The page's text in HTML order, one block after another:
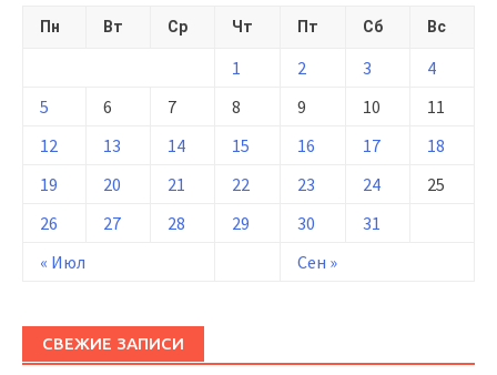
Пн Вт Ср Чт Пт Сб Вс
« Июл Сен »
1 2 3
4
5
6 7 8 9 10
11
12
13 14 15 16 17
18
19
20 21 22 23 24
25
26
27 28 29 30 31
СВЕЖИЕ ЗАПИСИ